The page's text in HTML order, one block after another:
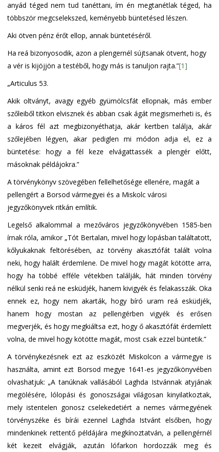
anyád téged nem tud tanéttani, ím én megtanétlak téged, ha
többször megcselekszed, keményebb büntetésed lészen.
Aki ötven pénz érőt ellop, annak büntetéséről.
Ha reá bizonyosodik, azon a plengernél sújtsanak ötvent, hogy
a vér is kijöjjön a testéből, hogy más is tanuljon rajta.”[1]
„Articulus 53.
Akik oltványt, avagy egyéb gyümölcsfát ellopnak, más ember
szőleiből titkon elvisznek és abban csak ágát megismerheti is, és
a káros fél azt megbizonyéthatja, akár kertben találja, akár
szőlejében légyen, akar pediglen mi módon adja el, ez a
büntetése: hogy a fél keze elvágattassék a plengér előtt,
másoknak példájokra.”
A törvénykönyv szövegében fellelhetősége ellenére, magát a
pellengért a Borsod vármegyei és a Miskolc városi
jegyzőkönyvek ritkán említik.
Legelső alkalommal a mezőváros jegyzőkönyvében 1585-ben
írnak róla, amikor „Tót Bertalan, mivel hogy lopásban találtatott,
kőlyukaknak feltörésében, az törvény akasztófát talált volna
neki, hogy halált érdemlene. De mivel hogy magát kötötte arra,
hogy ha többé efféle vétekben találják, hát minden törvény
nélkül senki reá ne esküdjék, hanem kivigyék és felakasszák. Oka
ennek ez, hogy nem akarták, hogy bíró uram reá esküdjék,
hanem hogy mostan az pellengérben vigyék és erősen
megverjék, és hogy megkiáltsa ezt, hogy ő akasztófát érdemlett
volna, de mivel hogy kötötte magát, most csak ezzel büntetik.”
A törvénykezésnek ezt az eszközét Miskolcon a vármegye is
használta, amint ezt Borsod megye 1641-es jegyzőkönyvében
olvashatjuk: „A tanúknak vallásából Laghda Istvánnak atyjának
megölésére, lólopási és gonoszságai világosan kinyilatkoztak,
mely istentelen gonosz cselekedetiért a nemes vármegyének
törvényszéke és bírái ezennel Laghda Istvánt elsőben, hogy
mindenkinek rettentő példájára megkínoztatván, a pellengérnél
két kezeit elvágják, azután lófarkon hordozzák meg és